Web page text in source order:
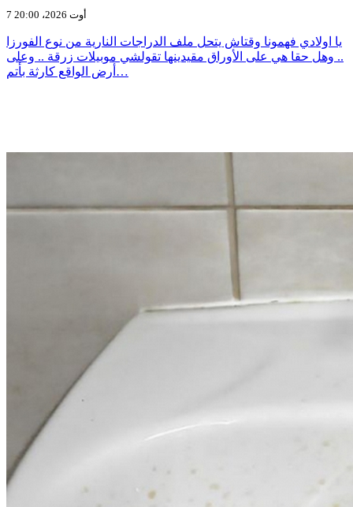
7 أوت 2026، 20:00
يا اولادي فهمونا وقتاش يتحل ملف الدراجات النارية من نوع الفورزا
.. وهل حقا هي على الأوراق مقيدينها تقولشي موبيلات زرقة .. وعلى
أرض الواقع كارثة بأتم…